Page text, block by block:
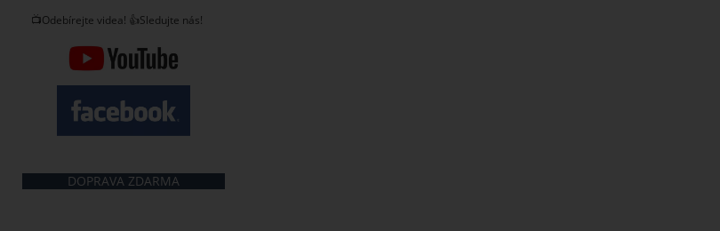
📺Odebírejte videa! 👍Sledujte nás!
DOPRAVA ZDARMA